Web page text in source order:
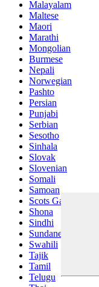
Malayalam
Maltese
Maori
Marathi
Mongolian
Burmese
Nepali
Norwegian
Pashto
Persian
Punjabi
Serbian
Sesotho
Sinhala
Slovak
Slovenian
Somali
Samoan
Scots Gaelic
Shona
Sindhi
Sundanese
Swahili
Tajik
Tamil
Telugu